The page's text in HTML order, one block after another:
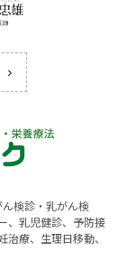
検診・乳がん検
、乳児健診、予防接
療、生理日移動、